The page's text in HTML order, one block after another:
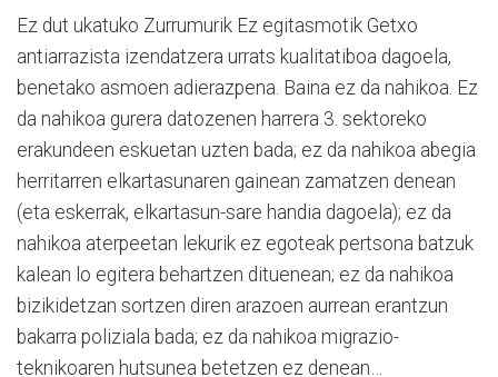
Ez dut ukatuko Zurrumurik Ez egitasmotik Getxo
antiarrazista izendatzera urrats kualitatiboa dagoela,
benetako asmoen adierazpena. Baina ez da nahikoa. Ez
da nahikoa gurera datozenen harrera 3. sektoreko
erakundeen eskuetan uzten bada; ez da nahikoa abegia
herritarren elkartasunaren gainean zamatzen denean
(eta eskerrak, elkartasun-sare handia dagoela); ez da
nahikoa aterpeetan lekurik ez egoteak pertsona batzuk
kalean lo egitera behartzen dituenean; ez da nahikoa
bizikidetzan sortzen diren arazoen aurrean erantzun
bakarra poliziala bada; ez da nahikoa migrazio-
teknikoaren hutsunea betetzen ez denean…